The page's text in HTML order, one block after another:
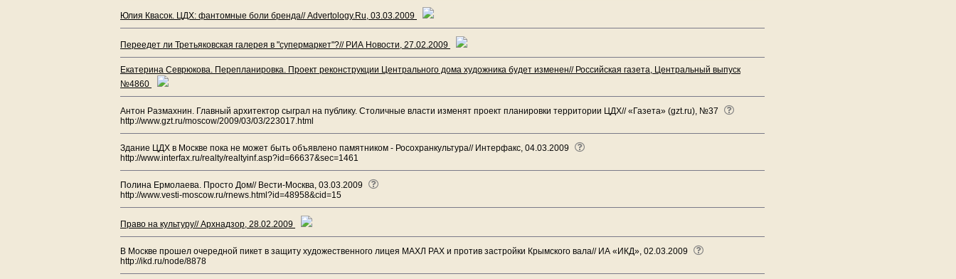
Юлия Квасок. ЦДХ: фантомные боли бренда// Advertology.Ru, 03.03.2009
Переедет ли Третьяковская галерея в "супермаркет"?// РИА Новости, 27.02.2009
Екатерина Севрюкова. Перепланировка. Проект реконструкции Центрального дома художника будет изменен// Российская газета, Центральный выпуск
№4860
Антон Размахнин. Главный архитектор сыграл на публику. Столичные власти изменят проект планировки территории ЦДХ// «Газета» (gzt.ru), №37
http://www.gzt.ru/moscow/2009/03/03/223017.html
Здание ЦДХ в Москве пока не может быть объявлено памятником - Росохранкультура// Интерфакс, 04.03.2009
http://www.interfax.ru/realty/realtyinf.asp?id=66637&sec=1461
Полина Ермолаева. Просто Дом// Вести-Москва, 03.03.2009
http://www.vesti-moscow.ru/rnews.html?id=48958&cid=15
Право на культуру// Архнадзор, 28.02.2009
В Москве прошел очередной пикет в защиту художественного лицея МАХЛ РАХ и против застройки Крымского вала// ИА «ИКД», 02.03.2009
http://ikd.ru/node/8878